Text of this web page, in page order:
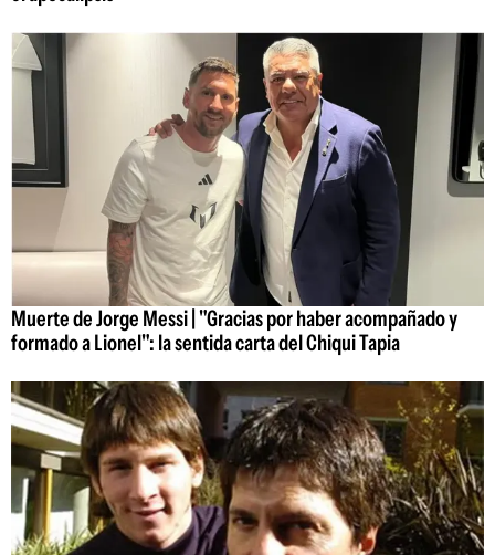
Muerte de Jorge Messi | "Gracias por haber acompañado y
formado a Lionel": la sentida carta del Chiqui Tapia